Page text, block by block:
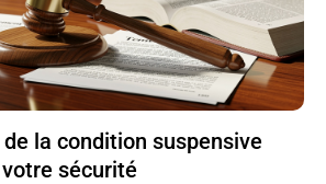
la condition suspensive
sécurité